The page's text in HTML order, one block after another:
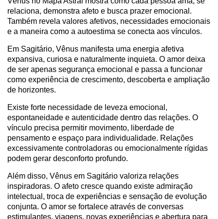
relaciona, demonstra afeto e busca prazer emocional.
Também revela valores afetivos, necessidades emocionais
e a maneira como a autoestima se conecta aos vínculos.
Em Sagitário, Vênus manifesta uma energia afetiva
expansiva, curiosa e naturalmente inquieta. O amor deixa
de ser apenas segurança emocional e passa a funcionar
como experiência de crescimento, descoberta e ampliação
de horizontes.
Existe forte necessidade de leveza emocional,
espontaneidade e autenticidade dentro das relações. O
vínculo precisa permitir movimento, liberdade de
pensamento e espaço para individualidade. Relações
excessivamente controladoras ou emocionalmente rígidas
podem gerar desconforto profundo.
Além disso, Vênus em Sagitário valoriza relações
inspiradoras. O afeto cresce quando existe admiração
intelectual, troca de experiências e sensação de evolução
conjunta. O amor se fortalece através de conversas
estimulantes, viagens, novas experiências e abertura para